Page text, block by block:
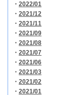
・ 2022/01
・ 2021/12
・ 2021/11
・ 2021/09
・ 2021/08
・ 2021/07
・ 2021/06
・ 2021/03
・ 2021/02
・ 2021/01